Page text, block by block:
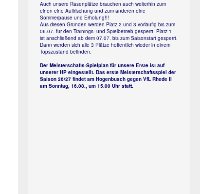
Auch unsere Rasenplätze brauchen auch weiterhin zum
einen eine Auffrischung und zum anderen eine
Sommerpause und Erholung!!!
Aus diesen Gründen werden Platz 2 und 3 vorläufig bis zum
06.07. für den Trainings- und Spielbetrieb gesperrt. Platz 1
ist anschließend ab dem 07.07. bis zum Saisonstart gesperrt.
Dann werden sich alle 3 Plätze hoffentlich wieder in einem
Topszustand befinden.
Der Meisterschafts-Spielplan für unsere Erste ist auf
unserer HP eingestellt. Das erste Meisterschaftsspiel der
Saison 26/27 findet am Hogenbusch gegen VfL Rhede II
am Sonntag, 16.08., um 15.00 Uhr statt.
Previous